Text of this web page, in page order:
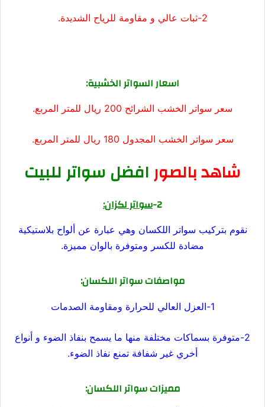
2-ثبات عالي و مقاومة للرياح الشديدة.
اسعار السواتر الخشبية:
سعر سواتر الخشب الشرائح 200 ريال للمتر المربع.
سعر سواتر الخشب المجدول 180 ريال للمتر المربع.
شاهد بالصورافضل سواتر للبيت
2- سواتر لكزان:
نقوم بتركيب سواتر اللكسان وهي عبارة عن ألواح بلاستيكية
مضادة للكسر ومتوفرة بالوان مميزة.
مواصفات سواتر اللكسان:
1-العزل العالي للحرارة ومقاومة الصدمات
2-متوفرة بسماكات مختلفة منها ما يسمح بنفاذ الضوء و أنواع
أخري غير شفافة تمنع نفاذ الضوء.
مميزات سواتر اللكسان: